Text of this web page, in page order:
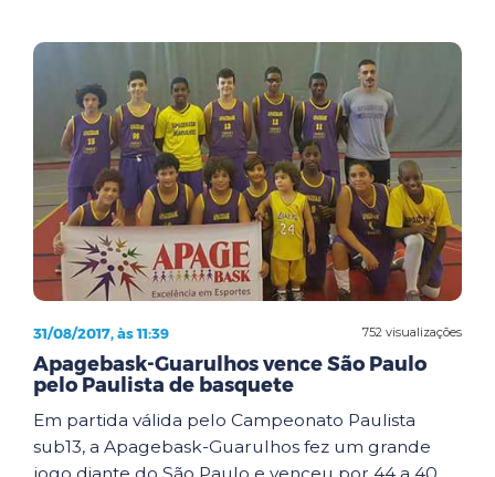
752 visualizações
31/08/2017, às 11:39
Apagebask-Guarulhos vence São Paulo
pelo Paulista de basquete
Em partida válida pelo Campeonato Paulista
sub13, a Apagebask-Guarulhos fez um grande
jogo diante do São Paulo e venceu por 44 a 40,